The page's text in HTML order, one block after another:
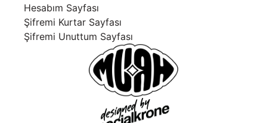
Hesabım Sayfası
Şifremi Kurtar Sayfası
Şifremi Unuttum Sayfası